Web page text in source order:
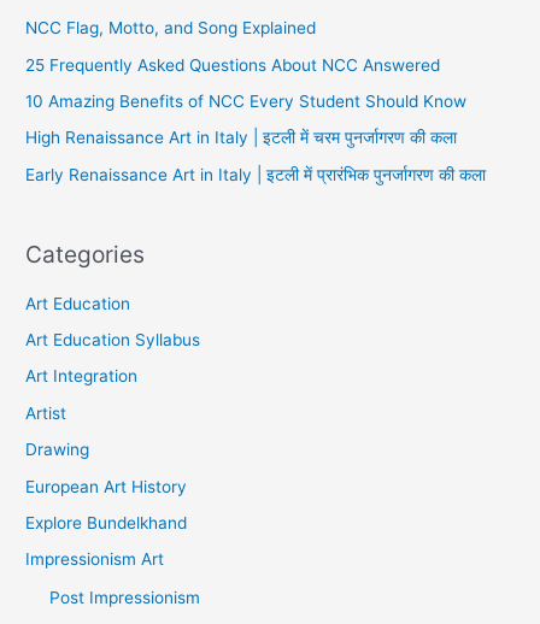
NCC Flag, Motto, and Song Explained
25 Frequently Asked Questions About NCC Answered
10 Amazing Benefits of NCC Every Student Should Know
High Renaissance Art in Italy | इटली में चरम पुनर्जागरण की कला
Early Renaissance Art in Italy | इटली में प्रारंभिक पुनर्जागरण की कला
Categories
Art Education
Art Education Syllabus
Art Integration
Artist
Drawing
European Art History
Explore Bundelkhand
Impressionism Art
Post Impressionism